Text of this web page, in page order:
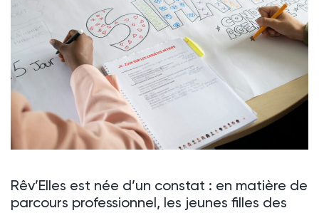
Rêv’Elles est née d’un constat : en matière de
parcours professionnel, les jeunes filles des